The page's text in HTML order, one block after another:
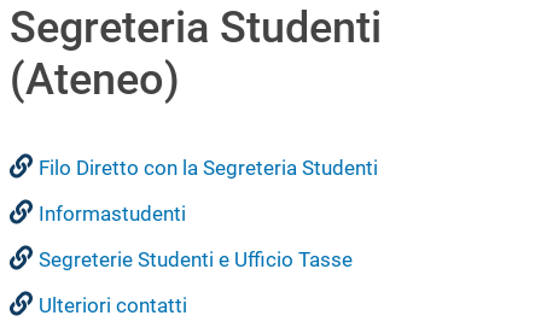
Segreteria Studenti
(Ateneo)
Filo Diretto con la Segreteria Studenti
Informastudenti
Segreterie Studenti e Ufficio Tasse
Ulteriori contatti